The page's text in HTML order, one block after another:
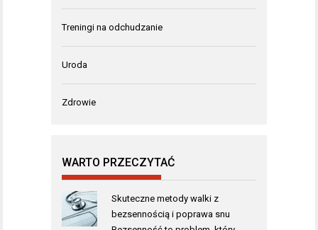
Treningi na odchudzanie
Uroda
Zdrowie
WARTO PRZECZYTAĆ
Skuteczne metody walki z
bezsennością i poprawa snu